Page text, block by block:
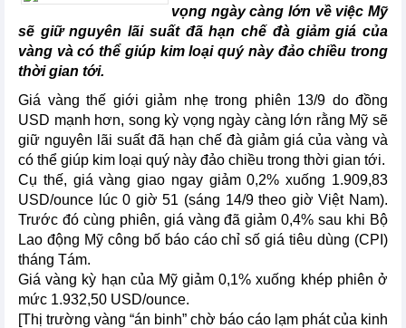
vọng ngày càng lớn về việc Mỹ
sẽ giữ nguyên lãi suất đã hạn chế đà giảm giá của
vàng và có thể giúp kim loại quý này đảo chiều trong
thời gian tới.
Giá vàng thế giới giảm nhẹ trong phiên 13/9 do đồng
USD mạnh hơn, song kỳ vọng ngày càng lớn rằng Mỹ sẽ
giữ nguyên lãi suất đã hạn chế đà giảm giá của vàng và
có thể giúp kim loại quý này đảo chiều trong thời gian tới.
Cụ thế, giá vàng giao ngay giảm 0,2% xuống 1.909,83
USD/ounce lúc 0 giờ 51 (sáng 14/9 theo giờ Việt Nam).
Trước đó cùng phiên, giá vàng đã giảm 0,4% sau khi Bộ
Lao động Mỹ công bố báo cáo chỉ số giá tiêu dùng (CPI)
tháng Tám.
Giá vàng kỳ hạn của Mỹ giảm 0,1% xuống khép phiên ở
mức 1.932,50 USD/ounce.
[Thị trường vàng “án binh” chờ báo cáo lạm phát của kinh